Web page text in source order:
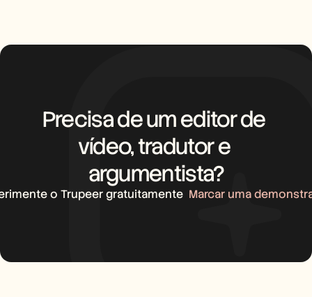
Precisa de um editor de
vídeo, tradutor e
argumentista?
o Trupeer gratuitamente Marcar uma